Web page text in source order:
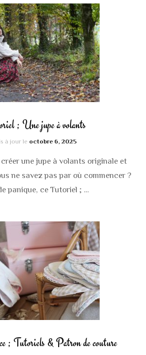
; Une jupe à volants
à jour le octobre 6, 2025
une jupe à volants originale et
ne savez pas par où commencer ?
panique, ce Tutoriel ; …
; Tutoriels & Patron de couture